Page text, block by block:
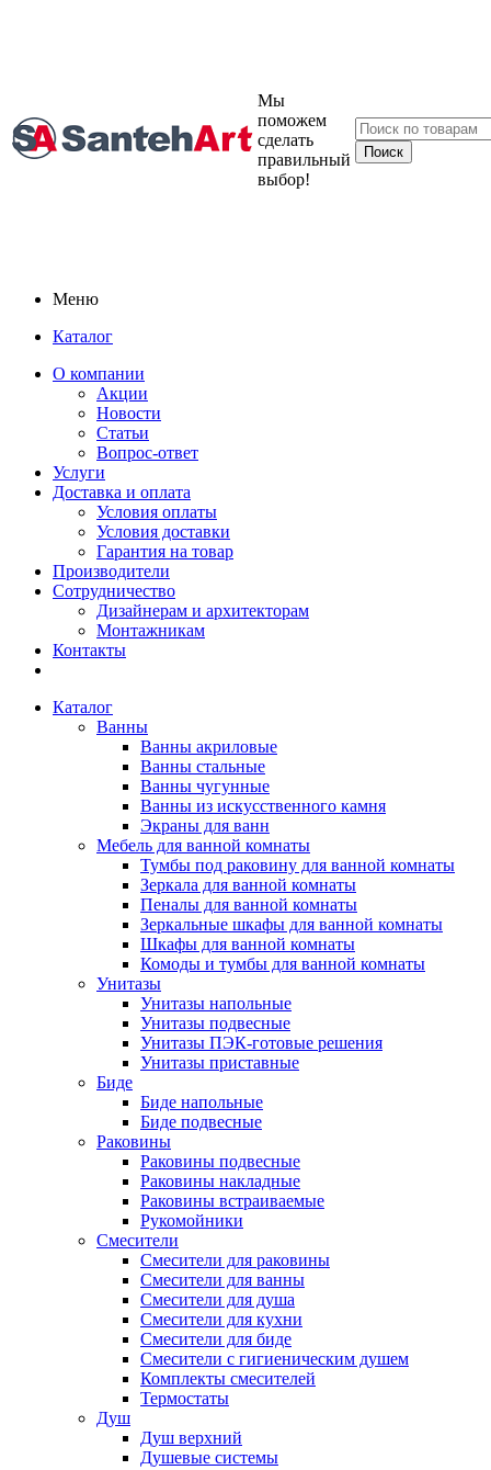
Мы
поможем
сделать
правильный
выбор!
Меню
Каталог
О компании
Акции
Новости
Статьи
Вопрос-ответ
Услуги
Доставка и оплата
Условия оплаты
Условия доставки
Гарантия на товар
Производители
Сотрудничество
Дизайнерам и архитекторам
Монтажникам
Контакты
Каталог
Ванны
Ванны акриловые
Ванны стальные
Ванны чугунные
Ванны из искусственного камня
Экраны для ванн
Мебель для ванной комнаты
Тумбы под раковину для ванной комнаты
Зеркала для ванной комнаты
Пеналы для ванной комнаты
Зеркальные шкафы для ванной комнаты
Шкафы для ванной комнаты
Комоды и тумбы для ванной комнаты
Унитазы
Унитазы напольные
Унитазы подвесные
Унитазы ПЭК-готовые решения
Унитазы приставные
Биде
Биде напольные
Биде подвесные
Раковины
Раковины подвесные
Раковины накладные
Раковины встраиваемые
Рукомойники
Смесители
Смесители для раковины
Смесители для ванны
Смесители для душа
Смесители для кухни
Смесители для биде
Смесители с гигиеническим душем
Комплекты смесителей
Термостаты
Душ
Душ верхний
Душевые системы